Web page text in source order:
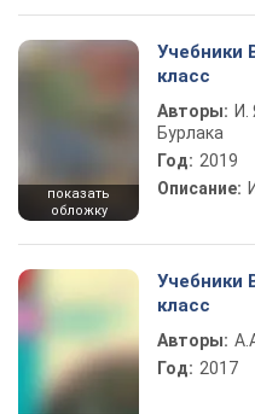
показать
обложку
Учебники
класс
Авторы: И.
Бурлака
Год: 2019
Описание:
Учебники
класс
Авторы:
Год: 2017